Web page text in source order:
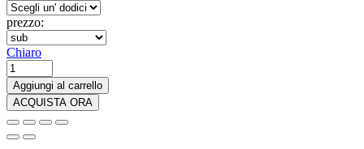
prezzo:
Chiaro
LEGO
Super
Mario
Starter
Pack
71360
Aggiungi al carrello
ACQUISTA ORA